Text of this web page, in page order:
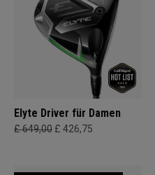
Elyte Driver für Damen
£ 649,00 £ 426,75